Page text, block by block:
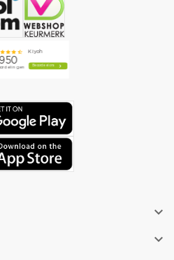

